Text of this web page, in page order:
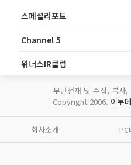
스페셜리포트
Channel 5
위너스IR클럽
무단전재 및 수집, 복사,
Copyright 2006. 이투
회사소개 PC